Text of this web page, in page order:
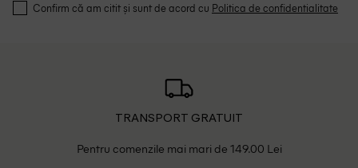
Confirm că am citit și sunt de acord cu Politica de confidentialitate
TRANSPORT GRATUIT
Pentru comenzile mai mari de 149.00 Lei